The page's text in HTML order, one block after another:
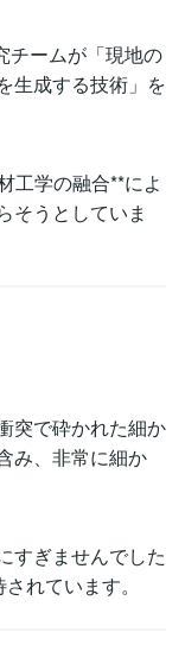
チームが「現地の
生成する技術」を
工学の融合**によ
そうとしていま
突で砕かれた細か
み、非常に細か
すぎませんでした
れています。